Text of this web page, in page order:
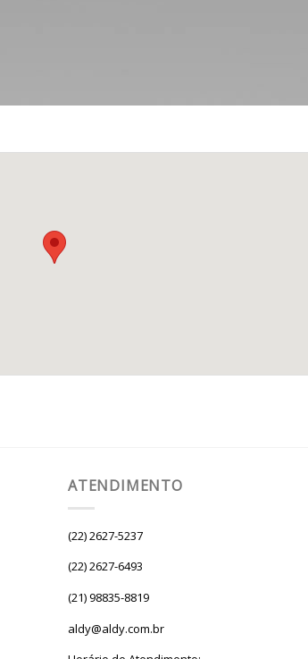
ATENDIMENTO
(22) 2627-5237
(22) 2627-6493
(21) 98835-8819
aldy@aldy.com.br